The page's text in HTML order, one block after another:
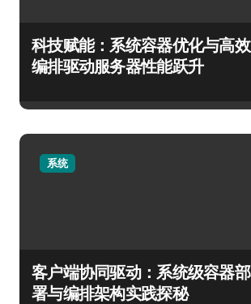
科技赋能：系统容器优化与高效
编排驱动服务器性能跃升
系统
客户端协同驱动：系统级容器部
署与编排架构实践探秘